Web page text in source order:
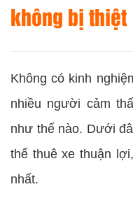
không bị thiệt
Không có kinh
nhiều người cảm
như thế nào. Dưới
thể thuê xe thuận
nhất.